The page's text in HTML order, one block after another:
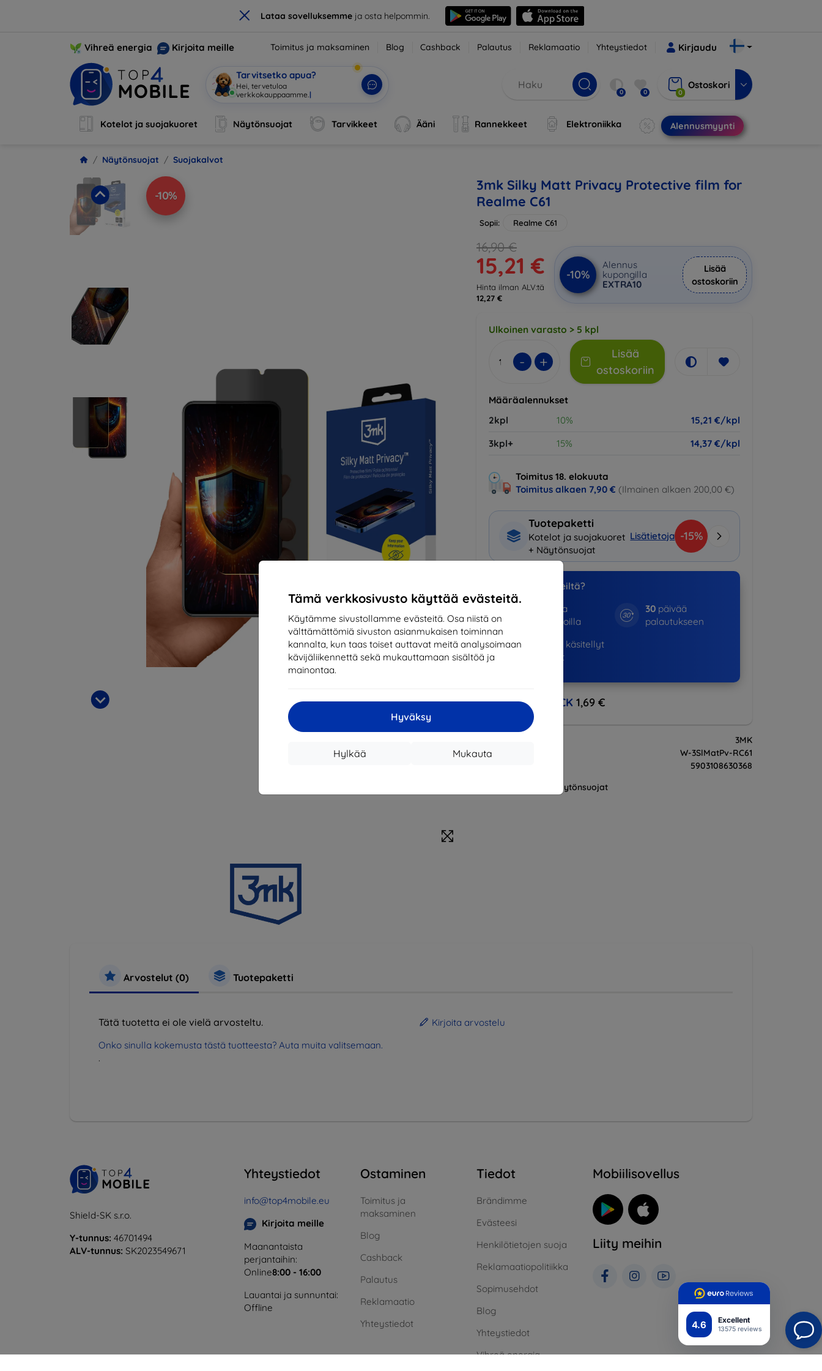
× Lataa sovelluksemmeja osta helpommin.
4.6 Excellent
13575 reviews
Tämä verkkosivusto käyttää evästeitä.
Käytämme sivustollamme evästeitä. Osa niistä on
välttämättömiä sivuston asianmukaisen toiminnan
kannalta, kun taas toiset auttavat meitä analysoimaan
kävijäliikennettä sekä mukauttamaan sisältöä ja
mainontaa.
Hyväksy
Mukauta
Hylkää
Vihreä energia Kirjoita meille Toimitus ja maksaminen Blog Cashback Palautus Reklamaatio Yhteystiedot Kirjaudu
Tarvitsetko apua?
Hei, tervetuloa verkk | 0 0 0
Ostoskori
Kotelot ja suojakuoret Näytönsuojat Tarvikkeet Ääni Rannekkeet Elektroniikka Alennusmyynti
Näytönsuojat Suojakalvot
-10%
3mk Silky Matt Privacy Protective film for
Realme C61
Sopii: Realme C61
16,90 €
15,21 €
Hinta ilman ALV:tä
12,27 €
-10%
Alennus
kupongilla
EXTRA10
Lisää
ostoskoriin
Ulkoinen varasto > 5 kpl
- +
Lisää
ostoskoriin
Määräalennukset
2kpl
10%
15,21 €/kpl
3kpl+
15% 14,37 €/kpl
Toimitus 18. elokuuta
Toimitus alkaen 7,90 € (Ilmainen alkaen 200,00 €)
Tuotepaketti
Kotelot ja suojakuoret
+ Näytönsuojat
Lisätietoja -15%
Miksi ostaa meiltä?
vuotta
markkinoilla
30päivää
palautukseen
käsitellyt
tilaukset
CASHBACK 1,69 €
3MK
Tuotenumero
W-3SlMatPv-RC61
5903108630368
Näytönsuojat
Arvostelut (0) Tuotepaketti
Tätä tuotetta ei ole vielä arvosteltu.
Onko sinulla kokemusta tästä tuotteesta? Auta muita valitsemaan.
.
Kirjoita arvostelu
Shield-SK s.r.o.
Y-tunnus: 46701494
ALV-tunnus: SK2023549671
Yhteystiedot
info@top4mobile.eu
Kirjoita meille
Maanantaista
perjantaihin:
Online8:00 - 16:00
Lauantai ja sunnuntai:
Offline
Ostaminen
Toimitus ja
maksaminen
Blog
Cashback
Palautus
Reklamaatio
Yhteystiedot
Tiedot
Brändimme
Evästeesi
Henkilötietojen suoja
Reklamaatiopolitiikka
Sopimusehdot
Blog
Yhteystiedot
Vihreä energia
Mobiilisovellus
Liity meihin